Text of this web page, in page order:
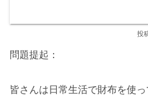
問題提起：
皆さんは日常生活で財布を使